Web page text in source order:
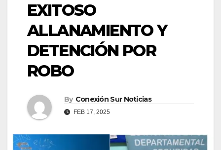
EXITOSO
ALLANAMIENTO Y
DETENCIÓN POR
ROBO
By Conexión Sur Noticias
FEB 17, 2025